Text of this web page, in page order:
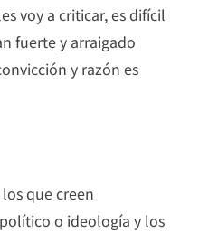
voy a criticar, es difícil
fuerte y arraigado
y razón es
que creen
o ideología y los